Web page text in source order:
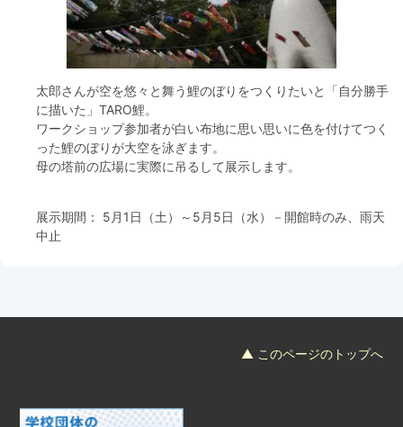
園内のご案内
生田緑地の樹木ごよみ
学校団体の雨天時の昼食場所
イベント情報
フード＆カフェ
活動団体
マネジメント会議
お問合わせ
太郎さんが空を悠々と舞う鯉のぼりをつくりたいと「自分勝手
に描いた」TARO鯉。
ワークショップ参加者が白い布地に思い思いに色を付けてつく
った鯉のぼりが大空を泳ぎます。
母の塔前の広場に実際に吊るして展示します。
展示期間： 5月1日（土）～5月5日（水）－開館時のみ、雨天
中止
▲ このページのトップへ